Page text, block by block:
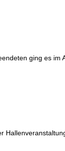
ging es im